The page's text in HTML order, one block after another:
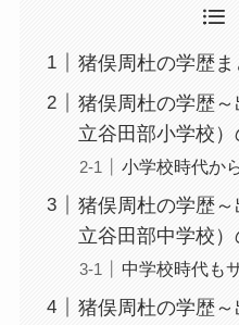
猪俣周杜の学歴ま
猪俣周杜の学歴
立谷田部小学校）
小学校時代か
猪俣周杜の学歴
立谷田部中学校）
中学校時代も
猪俣周杜の学歴